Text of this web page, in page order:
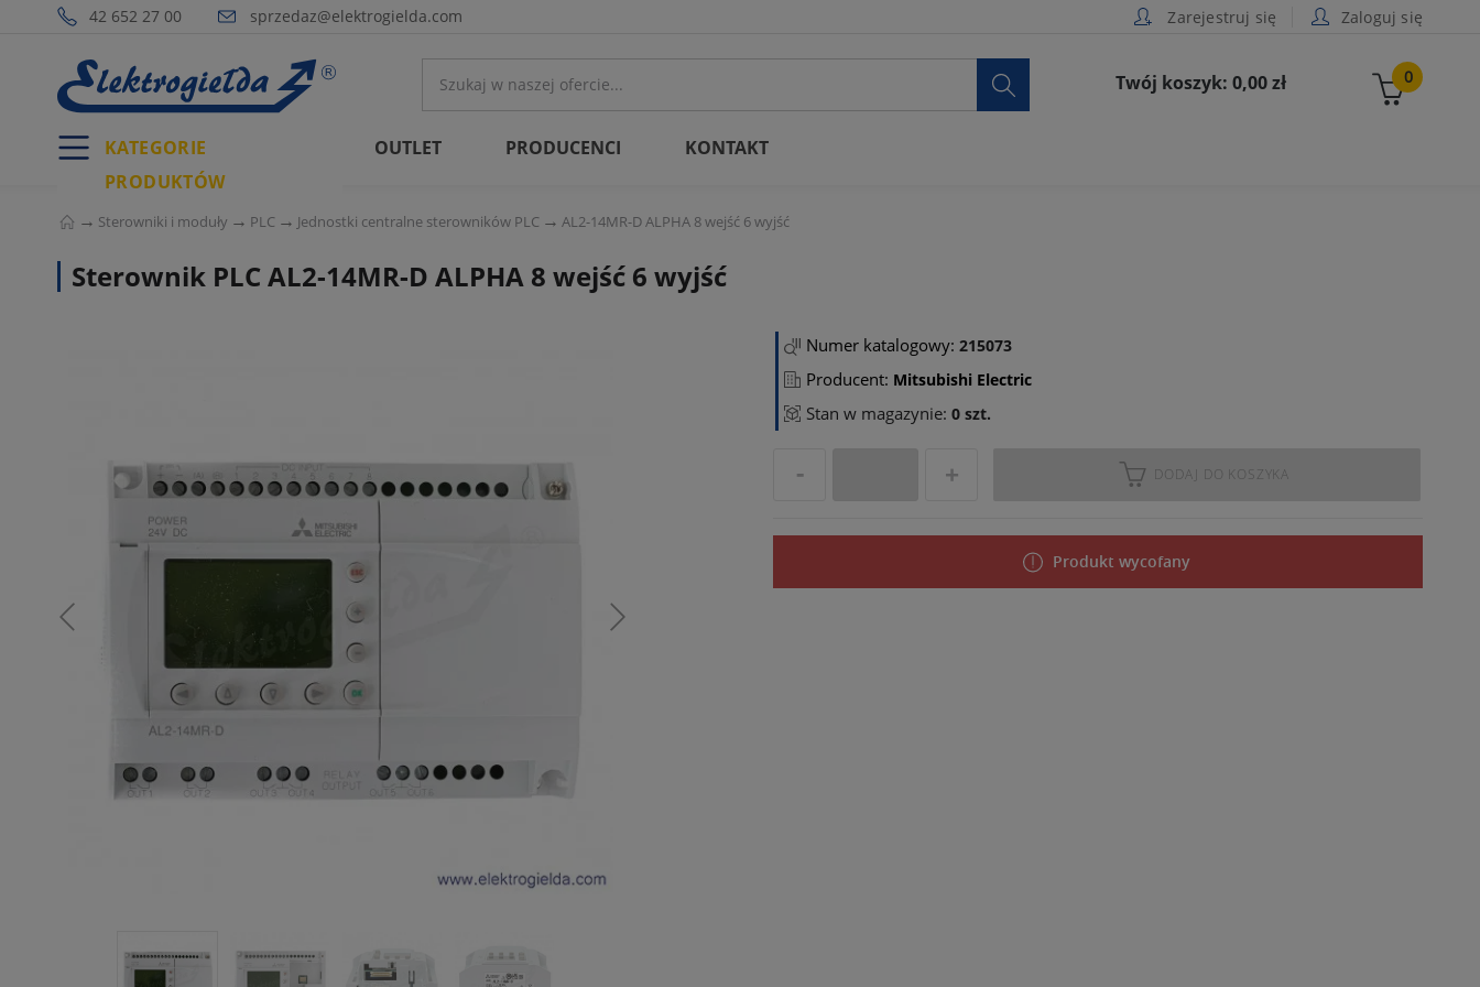
42 652 27 00 sprzedaz@elektrogielda.com Zarejestruj się Zaloguj się
0
Twój koszyk: 0,00 zł

KATEGORIE
PRODUKTÓW
OUTLET PRODUCENCI KONTAKT
Sterowniki i moduły PLC Jednostki centralne sterowników PLC AL2-14MR-D ALPHA 8 wejść 6 wyjść
Sterownik PLC AL2-14MR-D ALPHA 8 wejść 6 wyjść
Numer katalogowy: 215073
Producent: Mitsubishi Electric
Stan w magazynie: 0 szt.
DODAJ DO KOSZYKA
Produkt wycofany